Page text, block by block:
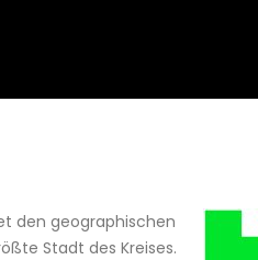
den geographischen
Stadt des Kreises.